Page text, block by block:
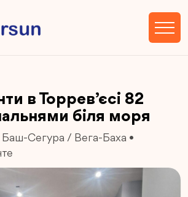
в Торрев’єсі 82
біля моря
Баш-Сегура / Вега-Баха •